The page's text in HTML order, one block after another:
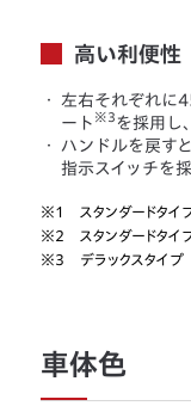
高い利便性
・
左右それぞれに
ート ※3 を採用し
・
ハンドルを戻す
指示スイッチを採
※1
スタンダードタ
※2
スタンダードタイ
※3
デラックスタイプ
車体色